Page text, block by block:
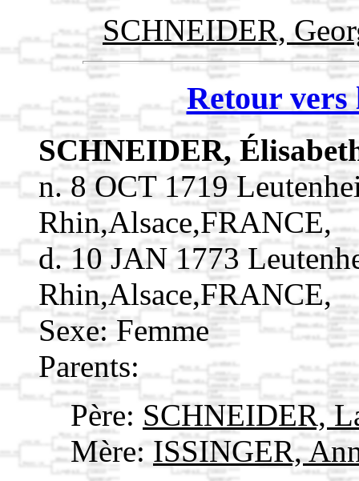
SCHNEIDER,
Retour vers
SCHNEIDER,
n. 8 OCT 1719
Rhin,Alsace,FRANCE,
d. 10 JAN 1773
Rhin,Alsace,FRANCE,
Sexe: Femme
Parents:
Père: SCHNEIDER,
Mère: ISSINGER,